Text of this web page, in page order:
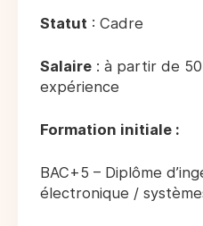
Statut : Cadre
Salaire : à partir de
expérience
Formation initiale :
BAC+5 – Diplôme
électronique /